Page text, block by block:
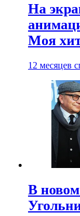
На
Моя
12 месяцев
В